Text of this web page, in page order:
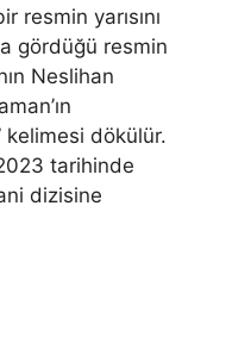
resmin yarısını
gördüğü resmin
Neslihan
kelimesi dökülür.
tarihinde
dizisine